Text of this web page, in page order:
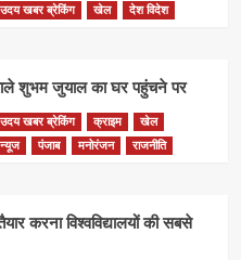
उदय खबर ब्रेकिंग खेल
देश विदेश
शुभम जुयाल का घर पहुंचने पर
उदय खबर ब्रेकिंग क्राइम
खेल
न्यूज पंजाब मनोरंजन
राजनीति
करना विश्वविद्यालयों की सबसे